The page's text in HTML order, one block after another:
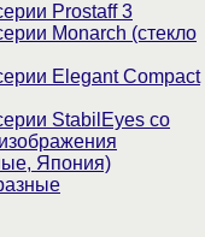
Prostaff 3
Monarch (стекло
Elegant Compact
StabilEyes со
Япония)